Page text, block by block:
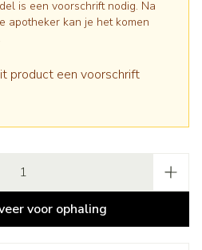
is een voorschrift nodig. Na
apotheker kan je het komen
product een voorschrift
voor ophaling